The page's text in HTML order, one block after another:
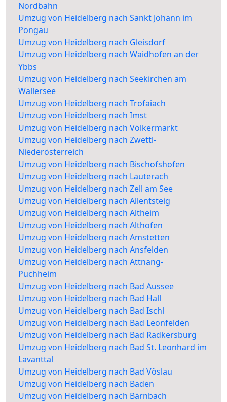
Nordbahn
Umzug von Heidelberg nach Sankt Johann im
Pongau
Umzug von Heidelberg nach Gleisdorf
Umzug von Heidelberg nach Waidhofen an der
Ybbs
Umzug von Heidelberg nach Seekirchen am
Wallersee
Umzug von Heidelberg nach Trofaiach
Umzug von Heidelberg nach Imst
Umzug von Heidelberg nach Völkermarkt
Umzug von Heidelberg nach Zwettl-
Niederösterreich
Umzug von Heidelberg nach Bischofshofen
Umzug von Heidelberg nach Lauterach
Umzug von Heidelberg nach Zell am See
Umzug von Heidelberg nach Allentsteig
Umzug von Heidelberg nach Altheim
Umzug von Heidelberg nach Althofen
Umzug von Heidelberg nach Amstetten
Umzug von Heidelberg nach Ansfelden
Umzug von Heidelberg nach Attnang-
Puchheim
Umzug von Heidelberg nach Bad Aussee
Umzug von Heidelberg nach Bad Hall
Umzug von Heidelberg nach Bad Ischl
Umzug von Heidelberg nach Bad Leonfelden
Umzug von Heidelberg nach Bad Radkersburg
Umzug von Heidelberg nach Bad St. Leonhard im
Lavanttal
Umzug von Heidelberg nach Bad Vöslau
Umzug von Heidelberg nach Baden
Umzug von Heidelberg nach Bärnbach